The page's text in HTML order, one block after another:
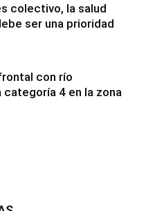
colectivo, la salud
ser una prioridad
con río
4 en la zona